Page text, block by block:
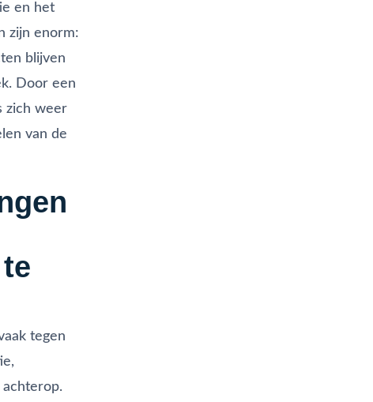
en het
zijn enorm:
blijven
Door een
zich weer
van de
tegen
achterop.